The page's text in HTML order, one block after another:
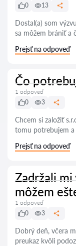
0
13
Dostal(a) som
sa môžem brániť a
Prejsť na odpoveď
Čo
1 odpoveď
0
3
Chcem si založiť
tomu potrebujem a
Prejsť na odpoveď
Zadržali mi
môžem
1 odpoveď
0
3
Dobrý deň, včera
preukaz kvôli